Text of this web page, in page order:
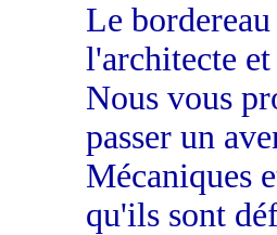
Le
l'architecte et
Nous vous
passer un
Mécaniques
qu'ils sont